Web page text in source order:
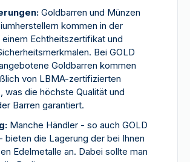
Goldbarren und Münzen
kommen in der
einem Echtheitszertifikat und
Bei GOLD
Goldbarren kommen
von LBMA-zertifizierten
was die höchste Qualität und
Barren garantiert.
Manche Händler - so auch GOLD
bieten die Lagerung der bei Ihnen
Edelmetalle an. Dabei sollte man